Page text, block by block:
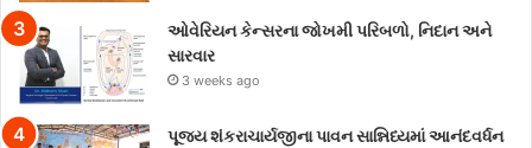
ઓવેરિયન કેન્સરના જોખમી પરિબળો, નિદાન અને
સારવાર
3 weeks ago
પૂજ્ય શંકરાચાર્યજીના પાવન સાન્નિધ્યમાં આનંદવર્ધન